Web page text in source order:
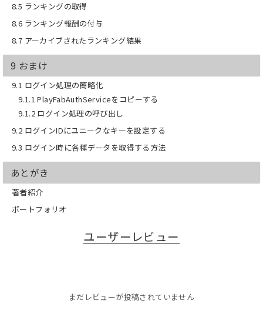
8.5 ランキングの取得
8.6 ランキング報酬の付与
8.7 アーカイブされたランキング結果
9 おまけ
9.1 ログイン処理の簡略化
9.1.1 PlayFabAuthServiceをコピーする
9.1.2 ログイン処理の呼び出し
9.2 ログインIDにユニークなキーを設定する
9.3 ログイン時に各種データを取得する方法
あとがき
著者紹介
ポートフォリオ
ユーザーレビュー
まだレビューが投稿されていません